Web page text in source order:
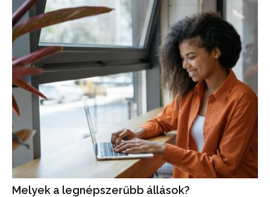
Melyek a legnépszerűbb állások?